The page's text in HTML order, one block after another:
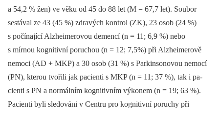
a 54,2 % žen) ve věku od 45 do 88 let (M = 67,7 let). Soubor
sestával ze 43 (45 %) zdravých kontrol (ZK), 23 osob (24 %)
s počínající Alzheimerovou demencí (n = 11; 6,9 %) nebo
s mírnou kognitivní poruchou (n = 12; 7,5%) při Alzheimerově
nemoci (AD + MKP) a 30 osob (31 %) s Parkinsonovou nemocí
(PN), kterou tvořili jak pacienti s MKP (n = 11; 37 %), tak i pa­
cienti s PN a normálním kognitivním výkonem (n = 19; 63 %).
Pacienti byli sledováni v Centru pro kognitivní poruchy při